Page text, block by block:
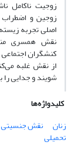
زوجیت ناکامل
زوجین و
اصلی تجربه
نقش همسری
کنشگران اجتماعی
از نقش غلبه
شویند و جدایی را
کلیدواژه‌ها
زنان
نقش جنسیتی
تحمیلی